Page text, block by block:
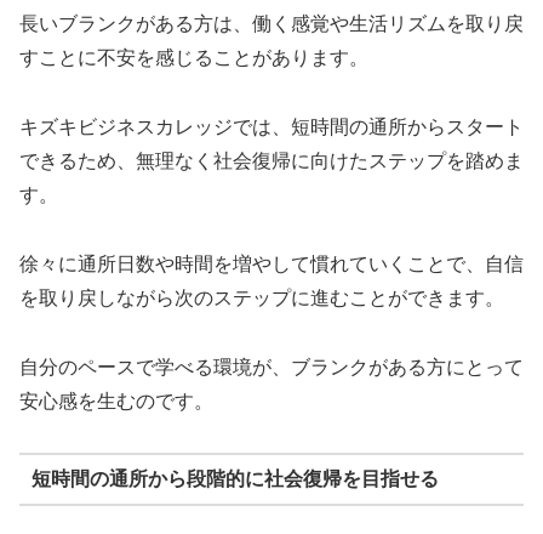
長いブランクがある方は、働く感覚や生活リズムを取り戻
すことに不安を感じることがあります。
キズキビジネスカレッジでは、短時間の通所からスタート
できるため、無理なく社会復帰に向けたステップを踏めま
す。
徐々に通所日数や時間を増やして慣れていくことで、自信
を取り戻しながら次のステップに進むことができます。
自分のペースで学べる環境が、ブランクがある方にとって
安心感を生むのです。
短時間の通所から段階的に社会復帰を目指せる